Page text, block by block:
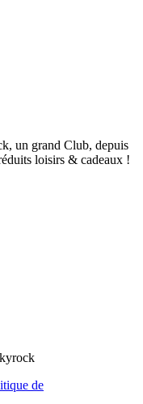
un grand Club, depuis
loisirs & cadeaux !
de